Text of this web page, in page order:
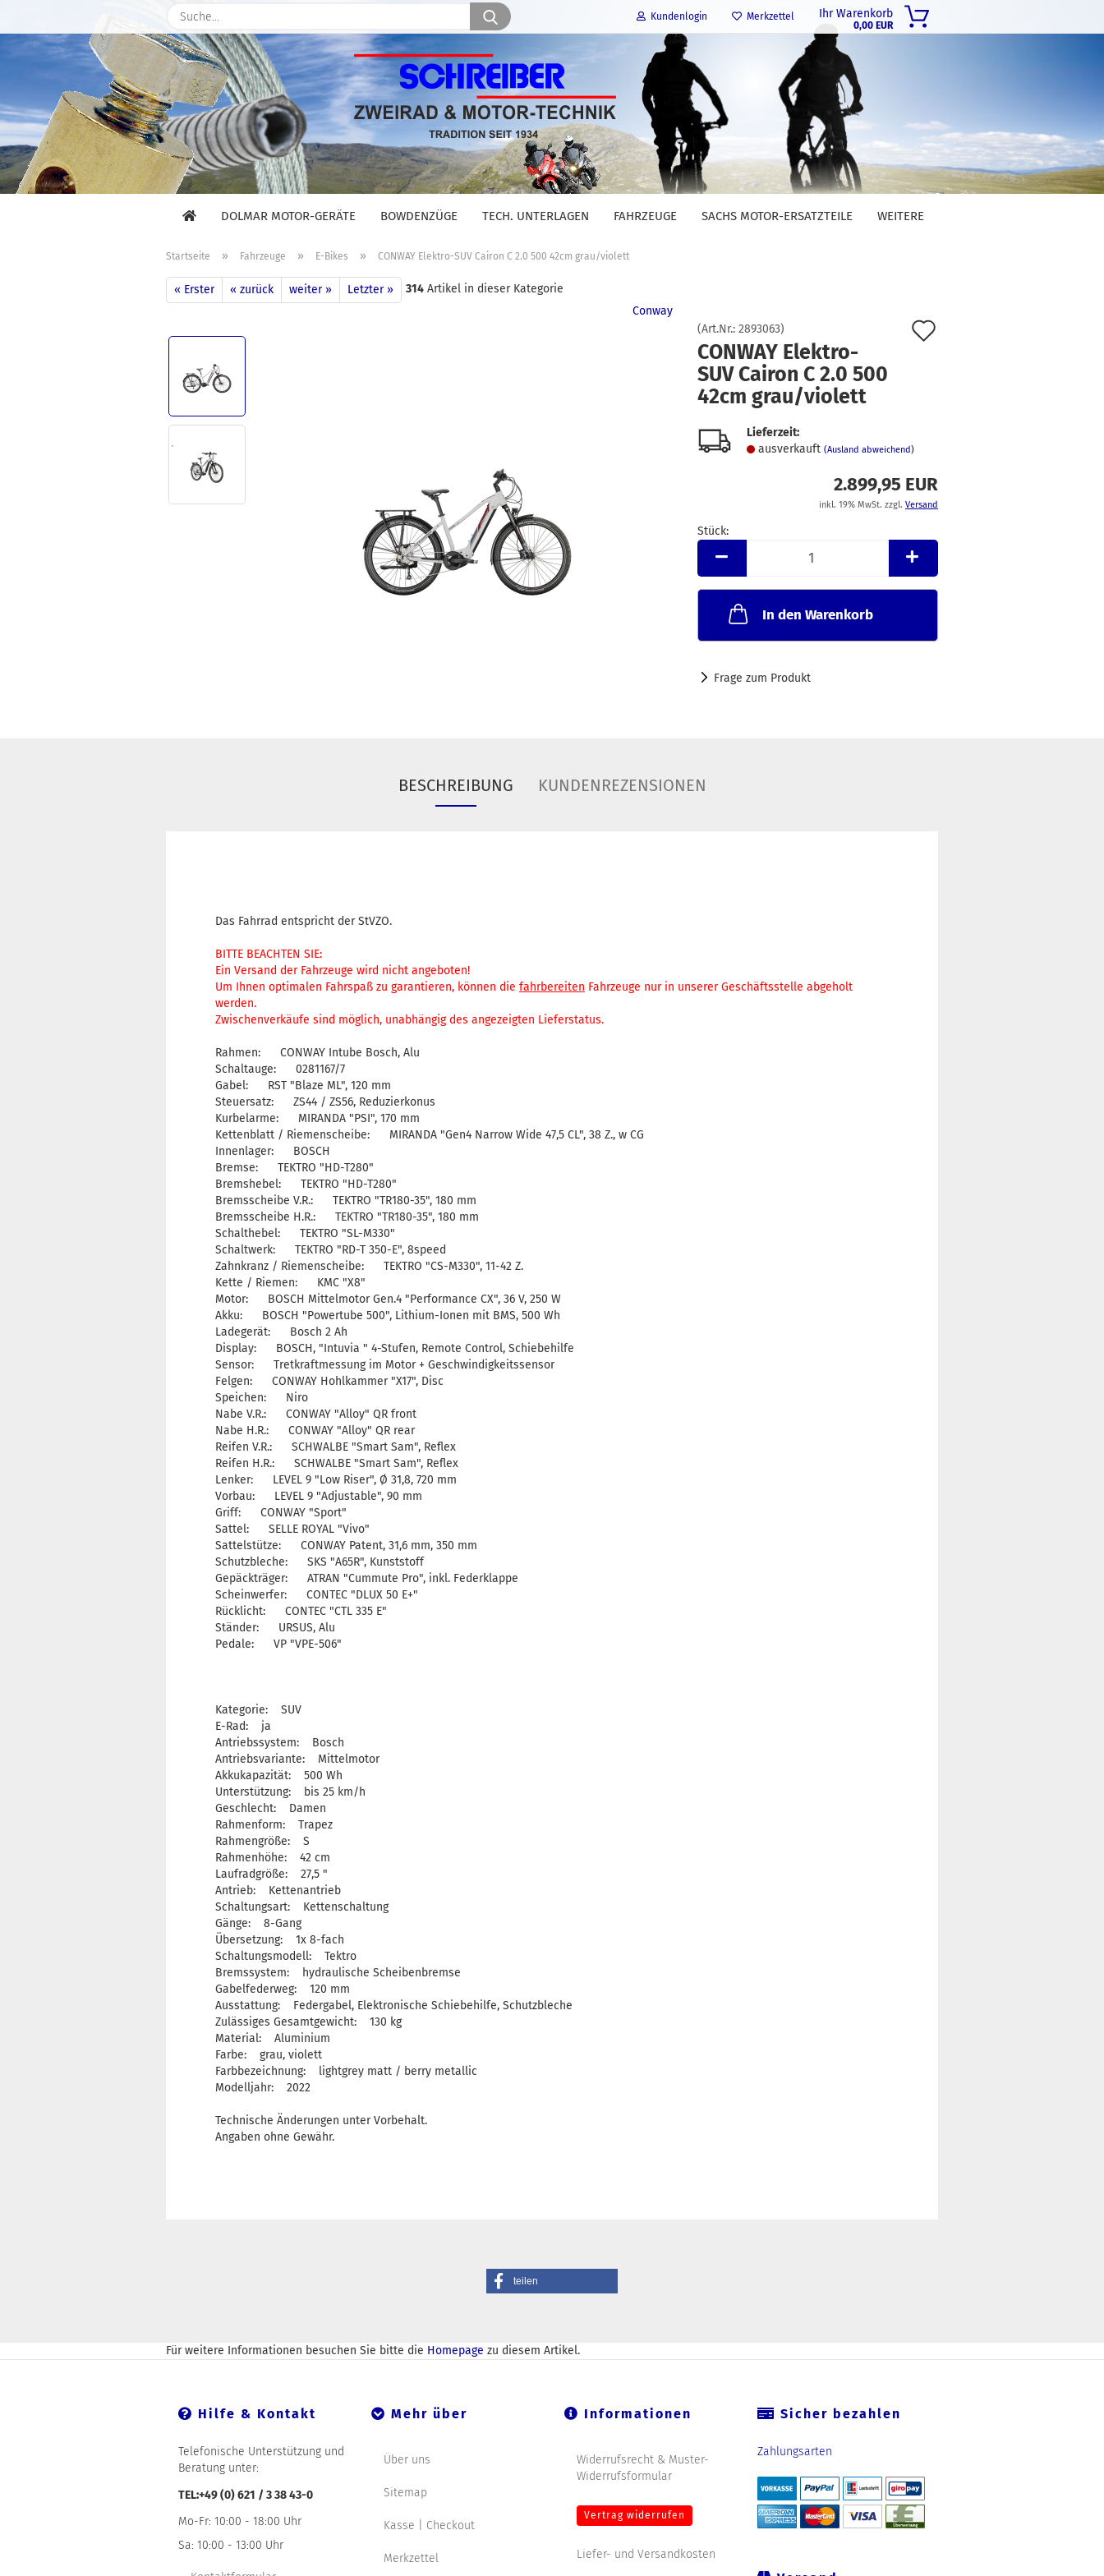
Kundenlogin
E-Mail
Passwort
Konto erstellen
Merkzettel
Suche... Ihr Warenkorb
0,00 EUR
DOLMAR MOTOR-GERÄTE BOWDENZÜGE TECH. UNTERLAGEN FAHRZEUGE SACHS MOTOR-ERSATZTEILE WEITERE
Startseite » Fahrzeuge » E-Bikes » CONWAY Elektro-SUV Cairon C 2.0 500 42cm grau/violett
« Erster « zurück weiter » Letzter » 314 Artikel in dieser Kategorie
Conway
(Art.Nr.: 2893063)
CONWAY Elektro-
SUV Cairon C 2.0 500
42cm grau/violett
Lieferzeit:
ausverkauft (Ausland abweichend)
2.899,95 EUR
inkl. 19% MwSt. zzgl. Versand
Stück:
Stück
In den Warenkorb
Frage zum Produkt
BESCHREIBUNG KUNDENREZENSIONEN
Das Fahrrad entspricht der StVZO.
BITTE BEACHTEN SIE:
Ein Versand der Fahrzeuge wird nicht angeboten!
Um Ihnen optimalen Fahrspaß zu garantieren, können die fahrbereiten Fahrzeuge nur in unserer Geschäftsstelle abgeholt
werden.
Zwischenverkäufe sind möglich, unabhängig des angezeigten Lieferstatus.
Rahmen: CONWAY Intube Bosch, Alu
Schaltauge: 0281167/7
Gabel: RST "Blaze ML", 120 mm
Steuersatz: ZS44 / ZS56, Reduzierkonus
Kurbelarme: MIRANDA "PSI", 170 mm
Kettenblatt / Riemenscheibe: MIRANDA "Gen4 Narrow Wide 47,5 CL", 38 Z., w CG
Innenlager: BOSCH
Bremse: TEKTRO "HD-T280"
Bremshebel: TEKTRO "HD-T280"
Bremsscheibe V.R.: TEKTRO "TR180-35", 180 mm
Bremsscheibe H.R.: TEKTRO "TR180-35", 180 mm
Schalthebel: TEKTRO "SL-M330"
Schaltwerk: TEKTRO "RD-T 350-E", 8speed
Zahnkranz / Riemenscheibe: TEKTRO "CS-M330", 11-42 Z.
Kette / Riemen: KMC "X8"
Motor: BOSCH Mittelmotor Gen.4 "Performance CX", 36 V, 250 W
Akku: BOSCH "Powertube 500", Lithium-Ionen mit BMS, 500 Wh
Ladegerät: Bosch 2 Ah
Display: BOSCH, "Intuvia " 4-Stufen, Remote Control, Schiebehilfe
Sensor: Tretkraftmessung im Motor + Geschwindigkeitssensor
Felgen: CONWAY Hohlkammer "X17", Disc
Speichen: Niro
Nabe V.R.: CONWAY "Alloy" QR front
Nabe H.R.: CONWAY "Alloy" QR rear
Reifen V.R.: SCHWALBE "Smart Sam", Reflex
Reifen H.R.: SCHWALBE "Smart Sam", Reflex
Lenker: LEVEL 9 "Low Riser", Ø 31,8, 720 mm
Vorbau: LEVEL 9 "Adjustable", 90 mm
Griff: CONWAY "Sport"
Sattel: SELLE ROYAL "Vivo"
Sattelstütze: CONWAY Patent, 31,6 mm, 350 mm
Schutzbleche: SKS "A65R", Kunststoff
Gepäckträger: ATRAN "Cummute Pro", inkl. Federklappe
Scheinwerfer: CONTEC "DLUX 50 E+"
Rücklicht: CONTEC "CTL 335 E"
Ständer: URSUS, Alu
Pedale: VP "VPE-506"
Kategorie: SUV
E-Rad: ja
Antriebssystem: Bosch
Antriebsvariante: Mittelmotor
Akkukapazität: 500 Wh
Unterstützung: bis 25 km/h
Geschlecht: Damen
Rahmenform: Trapez
Rahmengröße: S
Rahmenhöhe: 42 cm
Laufradgröße: 27,5 "
Antrieb: Kettenantrieb
Schaltungsart: Kettenschaltung
Gänge: 8-Gang
Übersetzung: 1x 8-fach
Schaltungsmodell: Tektro
Bremssystem: hydraulische Scheibenbremse
Gabelfederweg: 120 mm
Ausstattung: Federgabel, Elektronische Schiebehilfe, Schutzbleche
Zulässiges Gesamtgewicht: 130 kg
Material: Aluminium
Farbe: grau, violett
Farbbezeichnung: lightgrey matt / berry metallic
Modelljahr: 2022
Technische Änderungen unter Vorbehalt.
Angaben ohne Gewähr.
teilen
Für weitere Informationen besuchen Sie bitte die Homepage zu diesem Artikel.
Hilfe & Kontakt
Telefonische Unterstützung und
Beratung unter:
TEL:+49 (0) 621 / 3 38 43-0
Mo-Fr: 10:00 - 18:00 Uhr
Sa: 10:00 - 13:00 Uhr
Mehr über
Über uns
Sitemap
Kasse | Checkout
Merkzettel
Informationen
Widerrufsrecht & Muster-
Widerrufsformular
Vertrag widerrufen
Liefer- und Versandkosten
Sicher bezahlen
Zahlungsarten